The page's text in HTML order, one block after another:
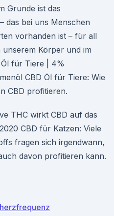
Grunde ist das
das bei uns Menschen
vorhanden ist – für all
unserem Körper und im
für Tiere | 4%
CBD Öl für Tiere: Wie
CBD profitieren.
THC wirkt CBD auf das
CBD für Katzen: Viele
fragen sich irgendwann,
davon profitieren kann.